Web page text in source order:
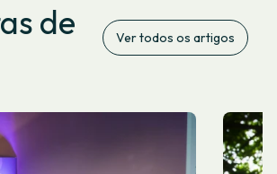
de Ver todos os artigos